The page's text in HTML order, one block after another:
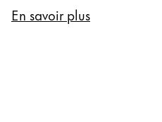
ไทย
En savoir plus